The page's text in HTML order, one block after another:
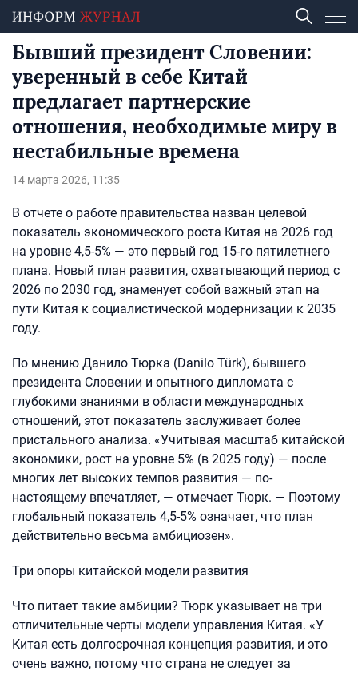
Бывший президент Словении:
уверенный в себе Китай
предлагает партнерские
отношения, необходимые миру в
нестабильные времена
14 марта 2026, 11:35
В отчете о работе правительства назван целевой
показатель экономического роста Китая на 2026 год
на уровне 4,5-5% — это первый год 15-го пятилетнего
плана. Новый план развития, охватывающий период с
2026 по 2030 год, знаменует собой важный этап на
пути Китая к социалистической модернизации к 2035
году.
По мнению Данило Тюрка (Danilo Türk), бывшего
президента Словении и опытного дипломата с
глубокими знаниями в области международных
отношений, этот показатель заслуживает более
пристального анализа. «Учитывая масштаб китайской
экономики, рост на уровне 5% (в 2025 году) — после
многих лет высоких темпов развития — по-
настоящему впечатляет, — отмечает Тюрк. — Поэтому
глобальный показатель 4,5-5% означает, что план
действительно весьма амбициозен».
Три опоры китайской модели развития
Что питает такие амбиции? Тюрк указывает на три
отличительные черты модели управления Китая. «У
Китая есть долгосрочная концепция развития, и это
очень важно, потому что страна не следует за